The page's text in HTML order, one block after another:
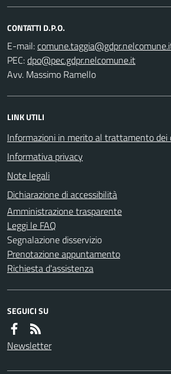
CONTATTI D.P.O.
E-mail:
PEC:
Avv. Massimo Ramello
LINK UTILI
Informazioni in merito al trattamento dei
Informativa privacy
Note legali
Dichiarazione di accessibilità
Amministrazione trasparente
Leggi le FAQ
Segnalazione disservizio
Prenotazione appuntamento
Richiesta d'assistenza
SEGUICI SU
Newsletter